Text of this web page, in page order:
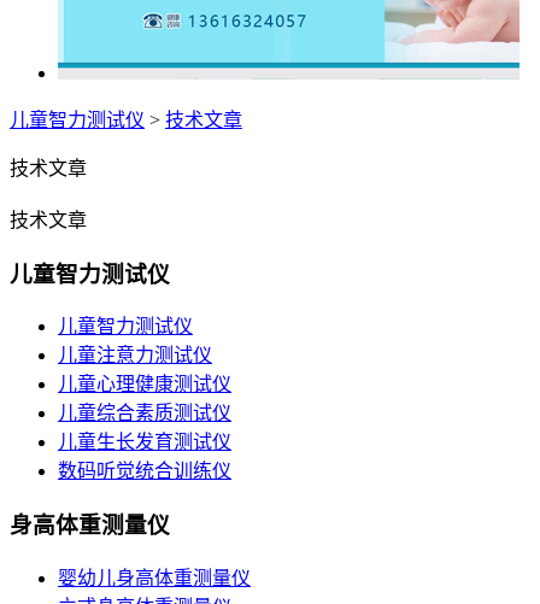
儿童智力测试仪 > 技术文章
技术文章
技术文章
儿童智力测试仪
儿童智力测试仪
儿童注意力测试仪
儿童心理健康测试仪
儿童综合素质测试仪
儿童生长发育测试仪
数码听觉统合训练仪
身高体重测量仪
婴幼儿身高体重测量仪